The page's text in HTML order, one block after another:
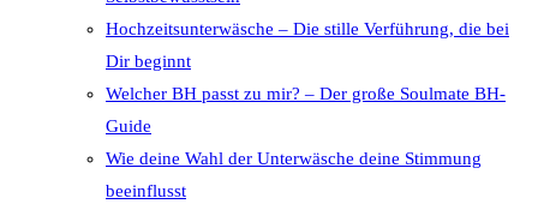
Hochzeitsunterwäsche – Die stille Verführung, die bei
Dir beginnt
Welcher BH passt zu mir? – Der große Soulmate BH-
Guide
Wie deine Wahl der Unterwäsche deine Stimmung
beeinflusst